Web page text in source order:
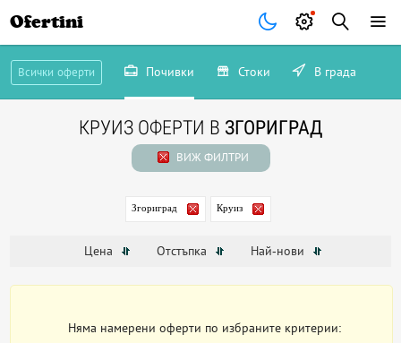
Ofertini
Всички оферти Почивки Стоки В града
КРУИЗ ОФЕРТИ В ЗГОРИГРАД
ВИЖ ФИЛТРИ
Згориград Круиз
Цена Отстъпка Най-нови
Няма намерени оферти по избраните критерии: